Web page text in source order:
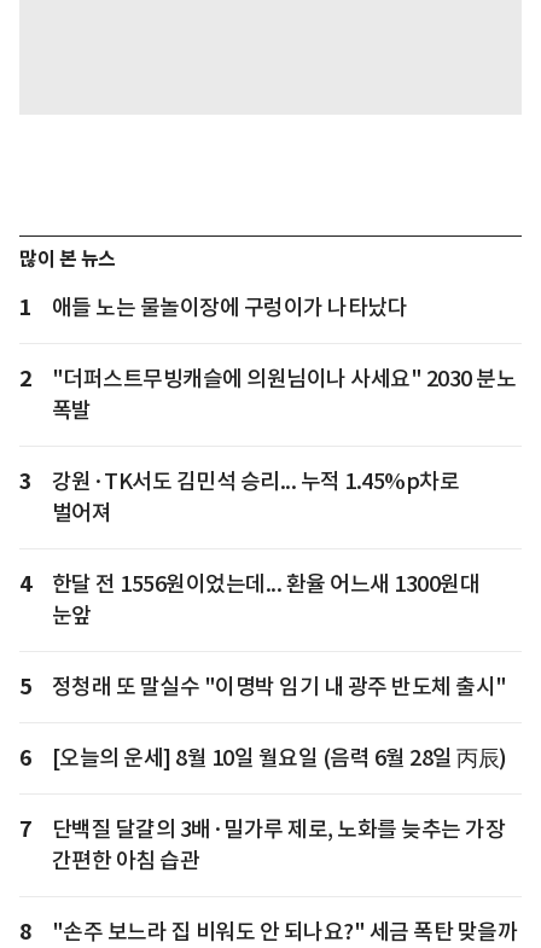
많이 본 뉴스
1 애들 노는 물놀이장에 구렁이가 나타났다
2
"더퍼스트무빙캐슬에 의원님이나 사세요" 2030 분노
폭발
3
강원·TK서도 김민석 승리... 누적 1.45%p차로
벌어져
4
한달 전 1556원이었는데... 환율 어느새 1300원대
눈앞
5 정청래 또 말실수 "이명박 임기 내 광주 반도체 출시"
6 [오늘의 운세] 8월 10일 월요일 (음력 6월 28일 丙辰)
7
단백질 달걀의 3배·밀가루 제로, 노화를 늦추는 가장
간편한 아침 습관
8
"손주 보느라 집 비워도 안 되나요?" 세금 폭탄 맞을까